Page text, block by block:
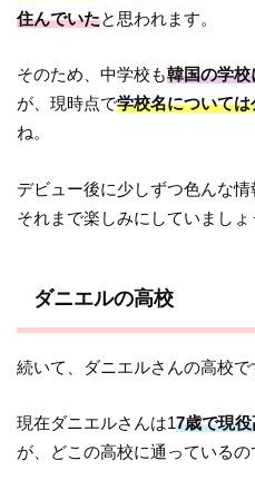
住んでいたと思われます。
そのため、中学校も韓国の学
が、現時点で学校名について
ね。
デビュー後に少しずつ色んな情
それまで楽しみにしていましょ
ダニエルの高校
続いて、ダニエルさんの高校で
現在ダニエルさんは17歳で現
が、どこの高校に通っているの